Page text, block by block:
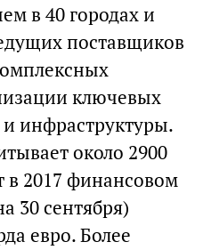
в 40 городах и
поставщиков
ключевых
инфраструктуры.
около 2900
в 2017 финансовом
30 сентября)
евро. Более